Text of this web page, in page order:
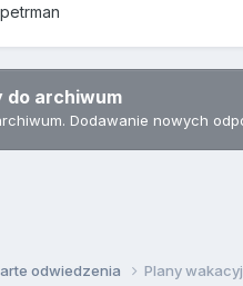
do archiwum
Dodawanie nowych
odwiedzenia Plany